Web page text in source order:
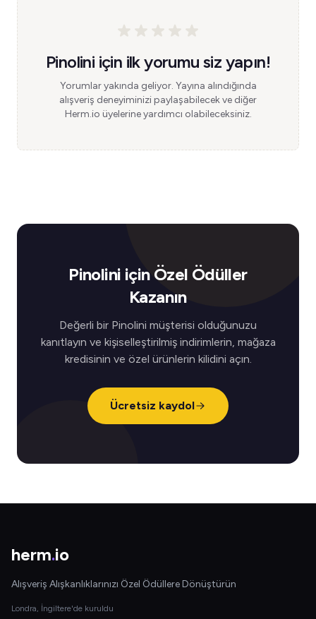
Pinolini için ilk yorumu siz yapın!
Yorumlar yakında geliyor. Yayına alındığında
alışveriş deneyiminizi paylaşabilecek ve diğer
Herm.io üyelerine yardımcı olabileceksiniz.
Pinolini için Özel Ödüller
Kazanın
Değerli bir Pinolini müşterisi olduğunuzu
kanıtlayın ve kişiselleştirilmiş indirimlerin, mağaza
kredisinin ve özel ürünlerin kilidini açın.
Ücretsiz kaydol
herm.io
Alışveriş Alışkanlıklarınızı Özel Ödüllere Dönüştürün
Londra, İngiltere'de kuruldu